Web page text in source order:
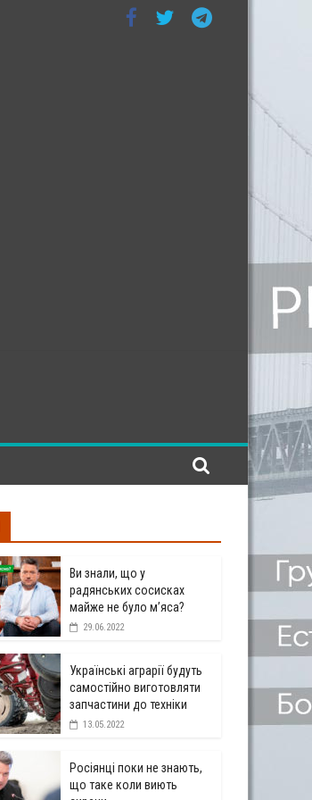
Ви знали, що у
радянських сосисках
майже не було м’яса?
29.06.2022
Українські аграрії будуть
самостійно виготовляти
запчастини до техніки
13.05.2022
Росіянці поки не знають,
що таке коли виють